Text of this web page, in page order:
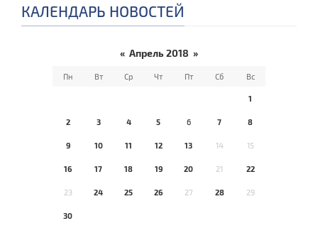
КАЛЕНДАРЬ НОВОСТЕЙ
« Апрель 2018 »
Пн Вт Ср Чт Пт Сб Вс
1
2 3 4 5 6 7 8
9 10 11 12 13 14 15
16 17 18 19 20 21 22
23 24 25 26 27 28 29
30